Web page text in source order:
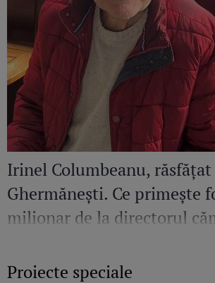
Irinel Columbeanu,
Ghermănești. Ce primește
milionar de la directorul
Proiecte speciale